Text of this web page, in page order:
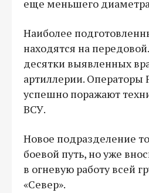
еще меньшего
Наиболее
находятся на
десятки выявленных
артиллерии. Операторы
успешно поражают
ВСУ.
Новое подразделение
боевой путь, но уже
в огневую работу всей
«Север».